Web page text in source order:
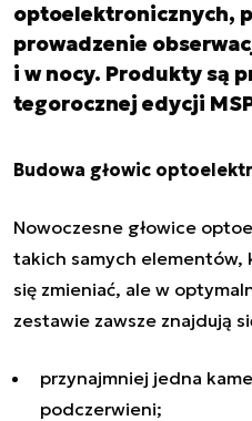
optoelektronicznych,
prowadzenie
i w nocy. Produkty są
tegorocznej edycji
Budowa głowic
Nowoczesne głowice
takich samych elementów,
się zmieniać, ale w
zestawie zawsze znajdują
przynajmniej jedna
podczerwieni;